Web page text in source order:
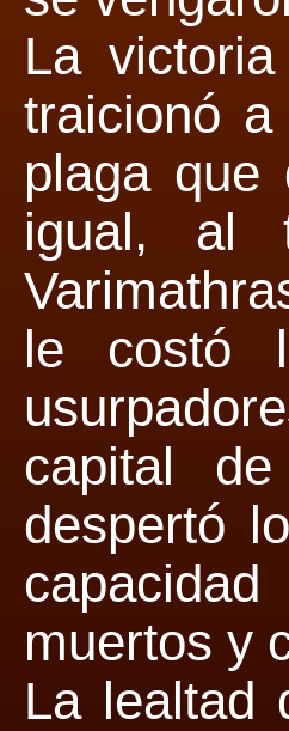
La
traicionó
plaga que
igual, al
le costó
capital
despertó
muertos y
La lealtad